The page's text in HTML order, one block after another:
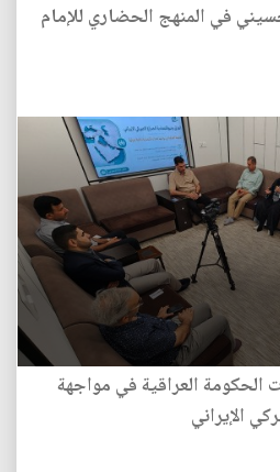
في المنهج الحضاري للإمام
الحكومة العراقية في مواجهة
الإيراني